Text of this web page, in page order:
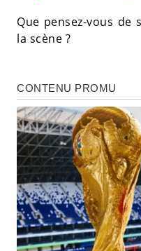
Que pensez-vous de
la scène ?